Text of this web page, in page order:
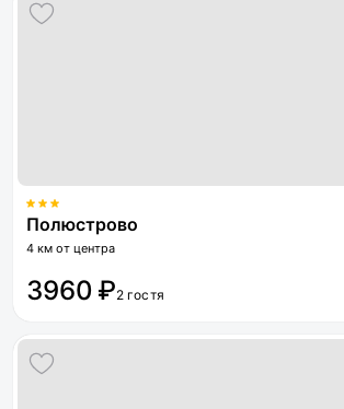
Полюстрово
4 км от центра
3960 ₽2 гостя